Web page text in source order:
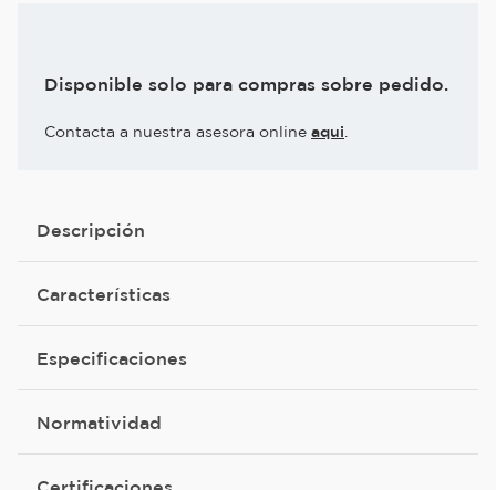
Disponible solo para compras sobre pedido.
Contacta a nuestra asesora online aqui
Descripción
Características
Especificaciones
Normatividad